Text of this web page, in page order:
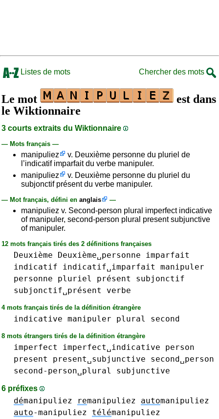
Listes de mots Chercher des mots
Le mot
est dans
le Wiktionnaire
3 courts extraits du Wiktionnaire
— Mots français —
manipuliez
v. Deuxième personne du pluriel de
l’indicatif imparfait du verbe manipuler.
manipuliez
v. Deuxième personne du pluriel du
subjonctif présent du verbe manipuler.
— Mot français, défini en anglais —
manipuliez v. Second-person plural imperfect indicative
of manipuler, second-person plural present subjunctive
of manipuler.
12 mots français tirés des 2 définitions françaises
Deuxième Deuxième␣personne
imparfait
indicatif
indicatif␣imparfait
manipuler
personne
pluriel présent
subjonctif
subjonctif␣présent
verbe
4 mots français tirés de la définition étrangère
indicative manipuler plural second
8 mots étrangers tirés de la définition étrangère
imperfect imperfect␣indicative
person
present
present␣subjunctive
second␣person
second-person␣plural
subjunctive
6 préfixes
démanipuliez remanipuliez automanipuliez
auto-manipuliez télémanipuliez